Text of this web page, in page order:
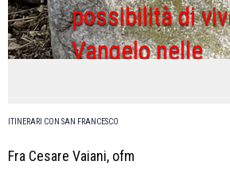
possibilità di
Vangelo nelle
ordinarie
vita
ITINERARI CON SAN FRANCESCO
Fra Cesare Vaiani, ofm